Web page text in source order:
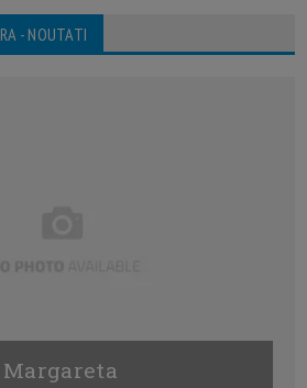
- NOUTATI
Margareta